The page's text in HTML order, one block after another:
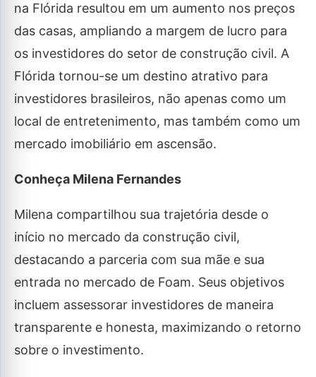
na Flórida resultou em um aumento nos preços
das casas, ampliando a margem de lucro para
os investidores do setor de construção civil. A
Flórida tornou-se um destino atrativo para
investidores brasileiros, não apenas como um
local de entretenimento, mas também como um
mercado imobiliário em ascensão.
Conheça Milena Fernandes
Milena compartilhou sua trajetória desde o
início no mercado da construção civil,
destacando a parceria com sua mãe e sua
entrada no mercado de Foam. Seus objetivos
incluem assessorar investidores de maneira
transparente e honesta, maximizando o retorno
sobre o investimento.